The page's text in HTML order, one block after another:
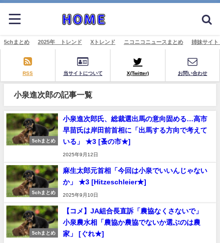
5chまとめ 2025年 トレンド Xトレンド ニコニコニュースまとめ 姉妹サイ
RSS 当サイトについて X(Twitter) お問い合わせ
小泉進次郎の記事一覧
5chまとめ
小泉進次郎氏、総裁選出馬の意向固める…高市
早苗氏は岸田前首相に「出馬する方向で考えて
いる」 ★3 [蚤の市★]
2025年9月12日
5chまとめ
麻生太郎元首相「今回は小泉でいいんじゃない
か」 ★3 [Hitzeschleier★]
2025年9月10日
5chまとめ
【コメ】JA組合長直訴「農協なくさないで」
小泉農水相「農協か農協でないか選ぶのは農
家」 [ぐれ★]